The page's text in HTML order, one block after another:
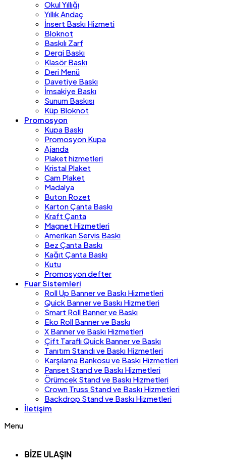
Okul Yıllığı
Yıllık Andaç
İnsert Baskı Hizmeti
Bloknot
Baskılı Zarf
Dergi Baskı
Klasör Baskı
Deri Menü
Davetiye Baskı
İmsakiye Baskı
Sunum Baskısı
Küp Bloknot
Promosyon
Kupa Baskı
Promosyon Kupa
Ajanda
Plaket hizmetleri
Kristal Plaket
Cam Plaket
Madalya
Buton Rozet
Karton Çanta Baskı
Kraft Çanta
Magnet Hizmetleri
Amerikan Servis Baskı
Bez Çanta Baskı
Kağıt Çanta Baskı
Kutu
Promosyon defter
Fuar Sistemleri
Roll Up Banner ve Baskı Hizmetleri
Quick Banner ve Baskı Hizmetleri
Smart Roll Banner ve Baskı
Eko Roll Banner ve Baskı
X Banner ve Baskı Hizmetleri
Çift Taraflı Quick Banner ve Baskı
Tanıtım Standı ve Baskı Hizmetleri
Karşılama Bankosu ve Baskı Hizmetleri
Panset Stand ve Baskı Hizmetleri
Örümcek Stand ve Baskı Hizmetleri
Crown Truss Stand ve Baskı Hizmetleri
Backdrop Stand ve Baskı Hizmetleri
İletişim
Menu
BİZE ULAŞIN